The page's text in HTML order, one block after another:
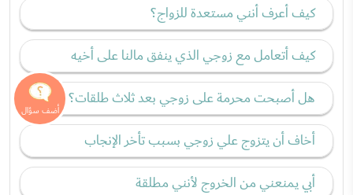
كيف أعرف أنني مستعدة للزواج؟
كيف أتعامل مع زوجي الذي ينفق مالنا على أخيه
هل أصبحت محرمة على زوجي بعد ثلاث طلقات؟
أخاف أن يتزوج علي زوجي بسبب تأخر الإنجاب
أبي يمنعني من الخروج لأنني مطلقة